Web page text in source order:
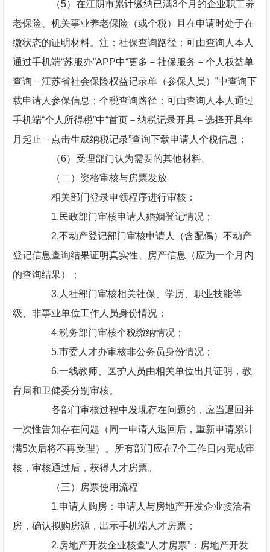
（5）在江阴市累计缴纳已满3个月的企业职工养
老保险、机关事业养老保险（或个税）且在申请时处于在
缴状态的证明材料。注：社保查询路径：可由查询人本人
通过手机端“苏服办”APP中“更多－社保服务－个人权益单
查询－江苏省社会保险权益记录单（参保人员）”中查询下
载申请人参保信息；个税查询路径：可由查询人本人通过
手机端“个人所得税”中“首页－纳税记录开具－选择开具年
月起止－点击生成纳税记录”查询下载申请人个税信息；
（6）受理部门认为需要的其他材料。
（二）资格审核与房票发放
相关部门登录申领程序进行审核：
1.民政部门审核申请人婚姻登记情况；
2.不动产登记部门审核申请人（含配偶）不动产
登记信息查询结果证明真实性、房产信息（应为一个月内
的查询结果）；
3.人社部门审核相关社保、学历、职业技能等
级、非事业单位工作人员身份情况；
4.税务部门审核个税缴纳情况；
5.市委人才办审核非公务员身份情况；
6.一线教师、医护人员由相关单位出具证明，教
育局和卫健委分别审核。
各部门审核过程中发现存在问题的，应当退回并
一次性告知存在问题（同一申请人退回后，重新申请累计
满5次后将不再受理）。所有部门应在7个工作日内完成审
核，审核通过后，获得人才房票。
（三）房票使用流程
1.申请人购房：申请人与房地产开发企业接洽看
房，确认拟购房源，出示手机端人才房票；
2.房地产开发企业核查“人才房票”：房地产开发